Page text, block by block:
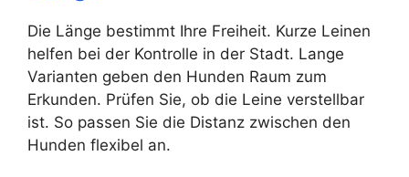
Die Länge bestimmt Ihre Freiheit. Kurze Leinen
helfen bei der Kontrolle in der Stadt. Lange
Varianten geben den Hunden Raum zum
Erkunden. Prüfen Sie, ob die Leine verstellbar
ist. So passen Sie die Distanz zwischen den
Hunden flexibel an.